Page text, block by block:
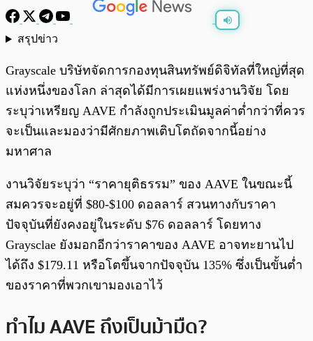
สรุปข่าว
Grayscale บริษัทจัดการกองทุนสินทรัพย์ดิจิทัลที่ใหญ่ที่สุด
แห่งหนึ่งของโลก ล่าสุดได้มีการเผยแพร่งานวิจัย โดย
ระบุว่าเหรียญ AAVE กำลังถูกประเมินมูลค่าต่ำกว่าที่ควร
จะเป็นและมองว่ามีศักยภาพเติบโตถัดจากนี้อย่าง
มหาศาล
งานวิจัยระบุว่า “ราคายุติธรรม” ของ AAVE ในขณะนี้
สมควรจะอยู่ที่ $80-$100 ดอลลาร์ สวนทางกับราคา
ปัจจุบันที่ยังคงอยู่ในระดับ $76 ดอลลาร์ โดยทาง
Graysclae ยังมอกอีกว่าราคาของ AAVE อาจทะยานไป
ได้ถึง $179.11 หรือโตขึ้นจากปัจจุบัน 135% ซึ่งเป็นขั้นต่ำ
ของราคาที่พวกเขามองเอาไว้
ทำไม AAVE ถึงเป็นม้ามืด?